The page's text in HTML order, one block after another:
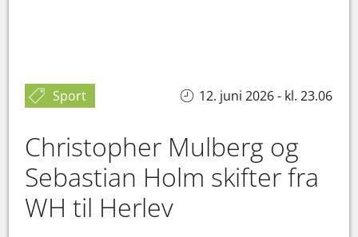
Sport 12. juni 2026 - kl. 23.06
Christopher Mulberg og
Sebastian Holm skifter fra
WH til Herlev